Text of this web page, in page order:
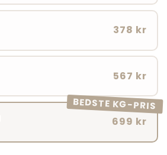
378 kr
567 kr
BEDSTE KG-PRIS
699 kr